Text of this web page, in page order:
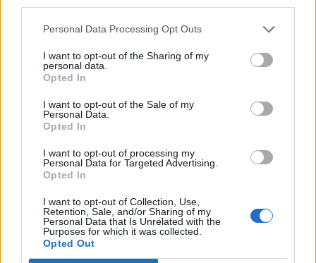
Personal Data Processing Opt Outs
I want to opt-out of the Sharing of my
personal data.
Opted In
I want to opt-out of the Sale of my
Personal Data.
Opted In
I want to opt-out of processing my
Personal Data for Targeted Advertising.
Opted In
I want to opt-out of Collection, Use,
Retention, Sale, and/or Sharing of my
Personal Data that Is Unrelated with the
Purposes for which it was collected.
Opted Out
06/08/2026 - 16:20 ΕΝΕΡΓΕΙΑ
Οι ελληνικές scale-ups επιχειρήσεις στρέφονται
στην ανάπτυξη - Μεγαλύτερη πρόκληση η
προσέλκυση πελατών
06/08/2026 - 15:56
Χρηματιστήριο: Στις 2.627,95 μονάδες ο Γενικός
Δείκτης Τιμών, με άνοδο 0,15%
06/08/2026 - 15:46 ΟΙΚΟΝΟΜΙΑ
ΥΠΑΑΤ: Αποζημιώσεις 38,1 εκατ. ευρώ σε
πυρετό
06/08/2026 - 15:33 ΟΙΚΟΝΟΜΙΑ
Στ. Παπασταύρου: Άμεσα αντιδιαβρωτικά έργα στη